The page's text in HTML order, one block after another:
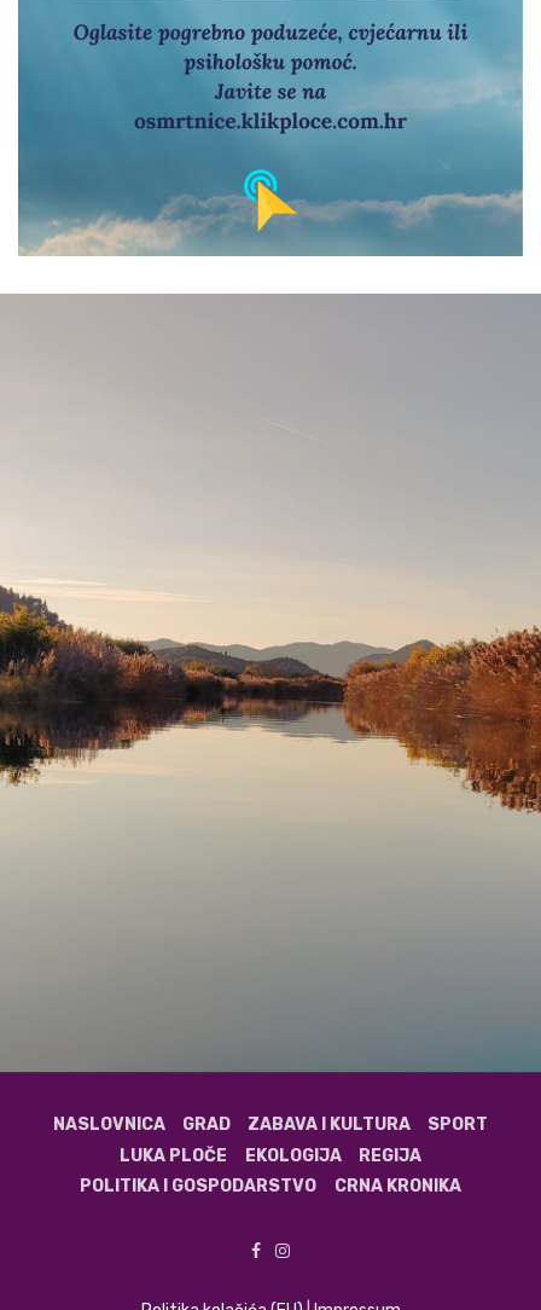
NASLOVNICA GRAD ZABAVA I KULTURA
SPORT
LUKA PLOČE
EKOLOGIJA
REGIJA
POLITIKA I GOSPODARSTVO
CRNA KRONIKA